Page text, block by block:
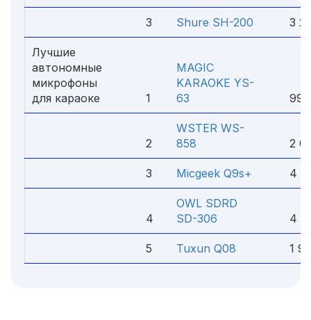
3 Shure SH-200 3
Лучшие
автономные
микрофоны
для караоке
1
MAGIC
KARAOKE YS-
63
990
2
WSTER WS-
858
2
3 Micgeek Q9s+ 4
4
OWL SDRD
SD-306
4
5 Tuxun Q08 1